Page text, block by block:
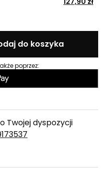
127,90 zł
do koszyka
poprzez:
Twojej dyspozycji